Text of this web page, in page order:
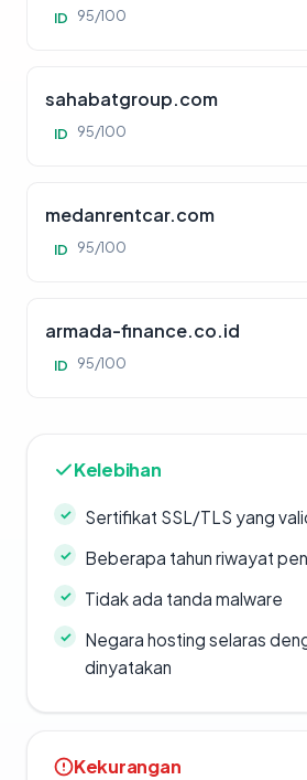
ID 95/100
sahabatgroup.com
ID 95/100
medanrentcar.com
ID 95/100
armada-finance.co.id
ID 95/100
Kelebihan
Sertifikat SSL/TLS yang
Beberapa tahun riwayat
Tidak ada tanda malware
Negara hosting selaras
dinyatakan
Kekurangan